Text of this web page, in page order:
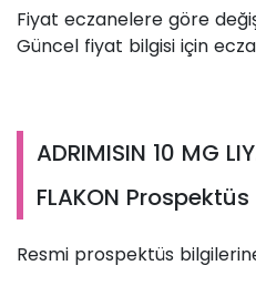
Fiyat eczanelere göre
Güncel fiyat bilgisi için
ADRIMISIN 10 MG
FLAKON Prospektüs
Resmi prospektüs